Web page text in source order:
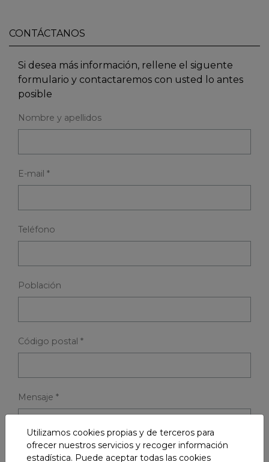
CONTÁCTANOS
Si desea más información, rellene el siguente
formulario y contactaremos con usted lo antes
posible
Nombre y apellidos
E-mail *
Teléfono
Población
Código postal *
Mensaje *
Utilizamos cookies propias y de terceros para
ofrecer nuestros servicios y recoger información
estadística. Puede aceptar todas las cookies